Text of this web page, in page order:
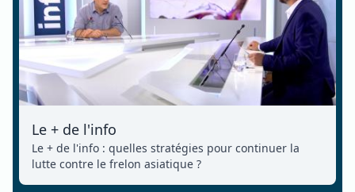
Le + de l'info
Le + de l'info : quelles stratégies pour continuer la
lutte contre le frelon asiatique ?